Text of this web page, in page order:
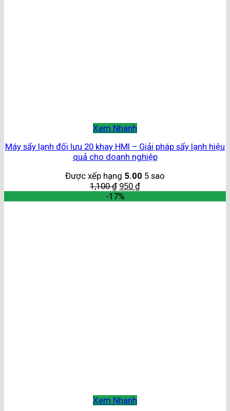
Xem Nhanh
Máy sấy lạnh đối lưu 20 khay HMI – Giải pháp sấy lạnh hiệu
quả cho doanh nghiệp
Được xếp hạng 5.00 5 sao
1,100₫ 950 ₫
-17%
Xem Nhanh